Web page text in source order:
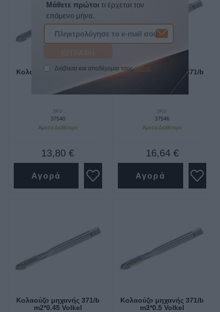
Κολαούζο μηχανής 371/b
SKU
37540
Άμεσα Διαθέσιμο
13,80 €
Αγορά
Κολαούζο μηχανής 371/b
m10*1.5 volkel
SKU
37546
Άμεσα Διαθέσιμο
16,64 €
Αγορά
Κολαούζο μηχανής 371/b
m2*0.45 Volkel
Κολαούζο μηχανής 371/b
m3*0.5 Volkel
Μάθετε πρώτοι τι έρχεται τον
επόμενο μήνα.
Διάβασα και αποδέχομαι τουςόρους